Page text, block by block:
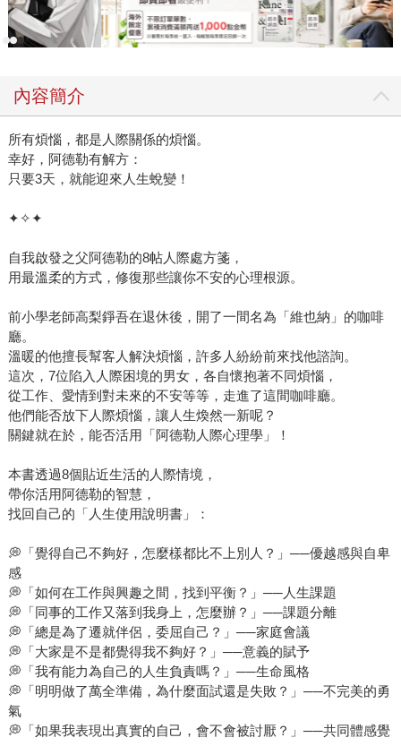
內容簡介
所有煩惱，都是人際關係的煩惱。
幸好，阿德勒有解方：
只要3天，就能迎來人生蛻變！
✦✧✦
自我啟發之父阿德勒的8帖人際處方箋，
用最溫柔的方式，修復那些讓你不安的心理根源。
前小學老師高梨錚吾在退休後，開了一間名為「維也納」的咖啡
廳。
溫暖的他擅長幫客人解決煩惱，許多人紛紛前來找他諮詢。
這次，7位陷入人際困境的男女，各自懷抱著不同煩惱，
從工作、愛情到對未來的不安等等，走進了這間咖啡廳。
他們能否放下人際煩惱，讓人生煥然一新呢？
關鍵就在於，能否活用「阿德勒人際心理學」！
本書透過8個貼近生活的人際情境，
帶你活用阿德勒的智慧，
找回自己的「人生使用說明書」：
💭「覺得自己不夠好，怎麼樣都比不上別人？」──優越感與自卑
感
💭「如何在工作與興趣之間，找到平衡？」──人生課題
💭「同事的工作又落到我身上，怎麼辦？」──課題分離
💭「總是為了遷就伴侶，委屈自己？」──家庭會議
💭「大家是不是都覺得我不夠好？」──意義的賦予
💭「我有能力為自己的人生負責嗎？」──生命風格
💭「明明做了萬全準備，為什麼面試還是失敗？」──不完美的勇
氣
💭「如果我表現出真實的自己，會不會被討厭？」──共同體感覺